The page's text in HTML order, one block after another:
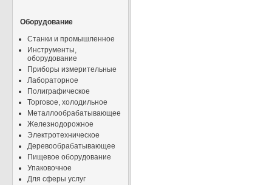
Оборудование
Станки и промышленное
Инструменты,
оборудование
Приборы измерительные
Лабораторное
Полиграфическое
Торговое, холодильное
Металлообрабатывающее
Железнодорожное
Электротехническое
Деревообрабатывающее
Пищевое оборудование
Упаковочное
Для сферы услуг